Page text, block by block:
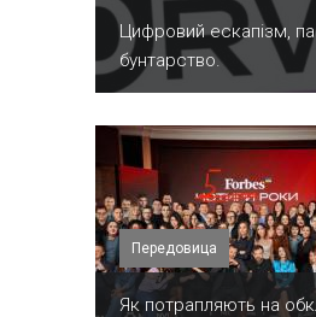
​Цифровий ескапізм,
бунтарство.
Передовица
​Як потрапляють на